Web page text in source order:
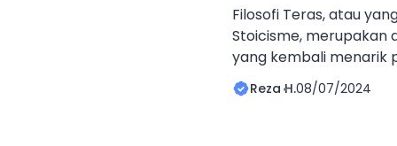
Filosofi Teras, atau
Stoicisme, merupakan
yang kembali menarik
ini. Ajaran yang
ketahanan
Reza H.08/07/2024